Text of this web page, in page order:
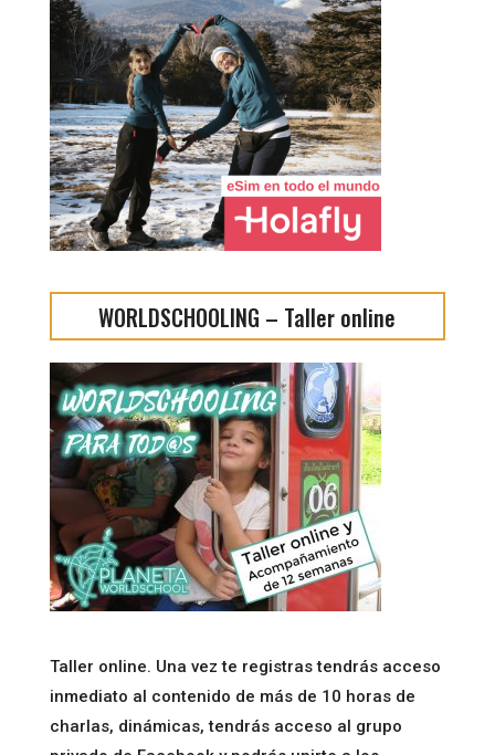
WORLDSCHOOLING – Taller online
Taller online. Una vez te registras tendrás acceso
inmediato al contenido de más de 10 horas de
charlas, dinámicas, tendrás acceso al grupo